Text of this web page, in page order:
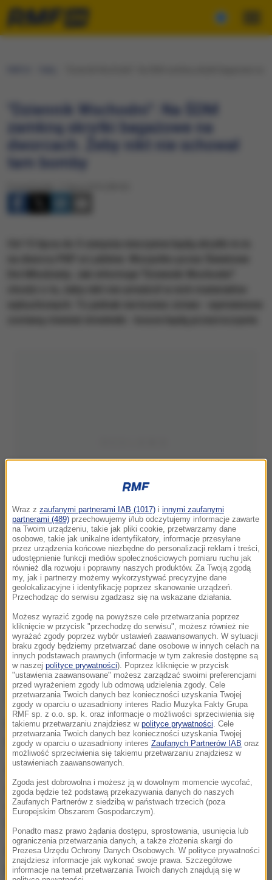
"Dziennik Wschodni": Na ŚDM
zamkną skrytki bagażowe na
dworcach. Żeby nikt nie schował
tam bomby
Skrytki bagażowe na dworcu mają być nieczynne ze
względu na bezpieczeństwo pasażerów.
Spółka na czas ŚDM prewencyjnie wyłącza z użytku
skrytki bagażowe na największych dworcach
w Polsce - wyjaśnia w rozmowie z "Dziennikiem
Stosowne ogłoszenia pojawiły się już m.in. na
lubelskim dworcu.
Wraz z zaufanymi partnerami IAB (1017) i innymi zaufanymi
partnerami (489) przechowujemy i/lub odczytujemy informacje zawarte
na Twoim urządzeniu, takie jak pliki cookie, przetwarzamy dane
osobowe, takie jak unikalne identyfikatory, informacje przesyłane
przez urządzenia końcowe niezbędne do personalizacji reklam i treści,
udostępnienie funkcji mediów społecznościowych pomiaru ruchu jak
również dla rozwoju i poprawny naszych produktów. Za Twoją zgodą
my, jak i partnerzy możemy wykorzystywać precyzyjne dane
geolokalizacyjne i identyfikację poprzez skanowanie urządzeń.
Przechodząc do serwisu zgadzasz się na wskazane działania.
Możesz wyrazić zgodę na powyższe cele przetwarzania poprzez
kliknięcie w przycisk "przechodzę do serwisu", możesz również nie
wyrażać zgody poprzez wybór ustawień zaawansowanych. W sytuacji
braku zgody będziemy przetwarzać dane osobowe w innych celach na
innych podstawach prawnych (informacje w tym zakresie dostępne są
w naszej polityce prywatności). Poprzez kliknięcie w przycisk
"ustawienia zaawansowane" możesz zarządzać swoimi preferencjami
przed wyrażeniem zgody lub odmową udzielenia zgody. Cele
przetwarzania Twoich danych bez konieczności uzyskania Twojej
zgody w oparciu o uzasadniony interes Radio Muzyka Fakty Grupa
RMF sp. z o.o. sp. k. oraz informacje o możliwości sprzeciwienia się
takiemu przetwarzaniu znajdziesz w polityce prywatności. Cele
przetwarzania Twoich danych bez konieczności uzyskania Twojej
zgody w oparciu o uzasadniony interes Zaufanych Partnerów IAB oraz
możliwość sprzeciwienia się takiemu przetwarzaniu znajdziesz w
ustawieniach zaawansowanych.
Zgoda jest dobrowolna i możesz ją w dowolnym momencie wycofać,
zgoda będzie też podstawą przekazywania danych do naszych
Zaufanych Partnerów z siedzibą w państwach trzecich (poza
Europejskim Obszarem Gospodarczym).
Ponadto masz prawo żądania dostępu, sprostowania, usunięcia lub
ograniczenia przetwarzania danych, a także złożenia skargi do
Prezesa Urzędu Ochrony Danych Osobowych. W polityce prywatności
znajdziesz informacje jak wykonać swoje prawa. Szczegółowe
informacje na temat przetwarzania Twoich danych znajdują się w